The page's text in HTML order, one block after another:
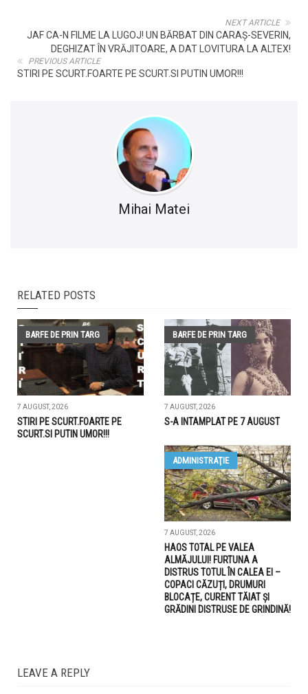
NEXT ARTICLE
JAF CA-N FILME LA LUGOJ! UN BĂRBAT DIN CARAȘ-SEVERIN,
DEGHIZAT ÎN VRĂJITOARE, A DAT LOVITURA LA ALTEX!
PREVIOUS ARTICLE
STIRI PE SCURT.FOARTE PE SCURT.SI PUTIN UMOR!!!
Mihai Matei
RELATED POSTS
BARFE DE PRIN TARG
7 AUGUST, 2026
STIRI PE SCURT.FOARTE PE
SCURT.SI PUTIN UMOR!!!
BARFE DE PRIN TARG
7 AUGUST, 2026
S-A INTAMPLAT PE 7 AUGUST
ADMINISTRAŢIE
7 AUGUST, 2026
HAOS TOTAL PE VALEA
ALMĂJULUI! FURTUNA A
DISTRUS TOTUL ÎN CALEA EI –
COPACI CĂZUȚI, DRUMURI
BLOCAȚE, CURENT TĂIAT ȘI
GRĂDINI DISTRUSE DE GRINDINĂ!
LEAVE A REPLY